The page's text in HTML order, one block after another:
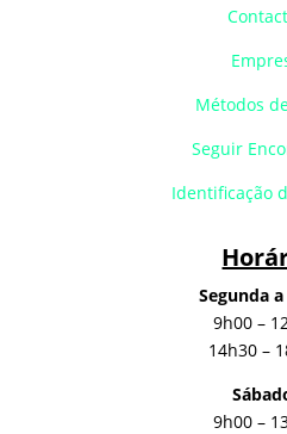
Métodos
Seguir
Identificação
Segunda
9h00 –
14h30 –
9h00 –